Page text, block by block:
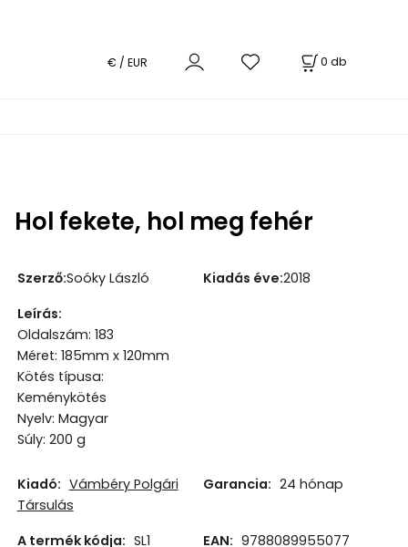
0 db
€ / EUR
Hol fekete, hol meg fehér
Szerző:Soóky László Kiadás éve:2018
Leírás:
Oldalszám: 183
Méret: 185mm x 120mm
Kötés típusa:
Keménykötés
Nyelv: Magyar
Súly: 200 g
Kiadó: Vámbéry Polgári
Társulás
Garancia: 24 hónap
A termék kódja: SL1 EAN: 9788089955077